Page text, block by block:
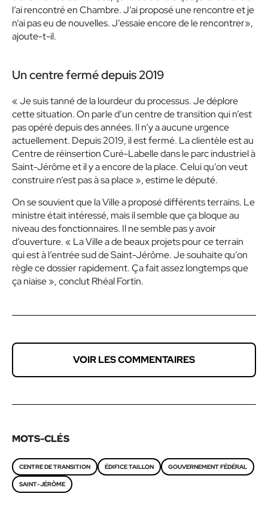
l’ai rencontré en Chambre. J’ai proposé une rencontre et je
n’ai pas eu de nouvelles. J’essaie encore de le rencontrer»,
ajoute-t-il.
Un centre fermé depuis 2019
« Je suis tanné de la lourdeur du processus. Je déplore
cette situation. On parle d’un centre de transition qui n’est
pas opéré depuis des années. Il n’y a aucune urgence
actuellement. Depuis 2019, il est fermé. La clientèle est au
Centre de réinsertion Curé-Labelle dans le parc industriel à
Saint-Jérôme et il y a encore de la place. Celui qu’on veut
construire n’est pas à sa place », estime le député.
On se souvient que la Ville a proposé différents terrains. Le
ministre était intéressé, mais il semble que ça bloque au
niveau des fonctionnaires. Il ne semble pas y avoir
d’ouverture. « La Ville a de beaux projets pour ce terrain
qui est à l’entrée sud de Saint-Jérôme. Je souhaite qu’on
règle ce dossier rapidement. Ça fait assez longtemps que
ça niaise », conclut Rhéal Fortin.
VOIR LES COMMENTAIRES
MOTS-CLÉS
CENTRE DE TRANSITION ÉDIFICE TAILLON GOUVERNEMENT FÉDÉRAL
SAINT-JÉRÔME